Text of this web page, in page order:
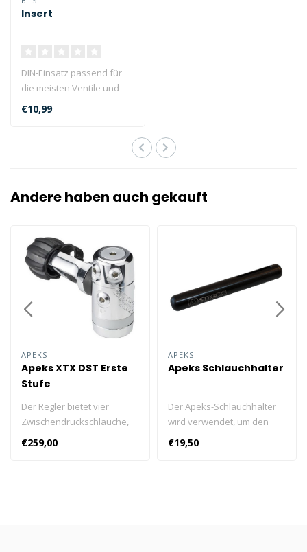
Insert
DIN-Einsatz passend für
die meisten Ventile und
Anschlus..
€10,99
Andere haben auch gekauft
APEKS
Apeks XTX DST Erste
Stufe
Der Regler bietet vier
Zwischendruckschläuche,
rotierenden Revolverkopf
€259,00
APEKS
Apeks Schlauchhalter
Der Apeks-Schlauchhalter
wird verwendet, um den
Tauchen in einer
€19,50